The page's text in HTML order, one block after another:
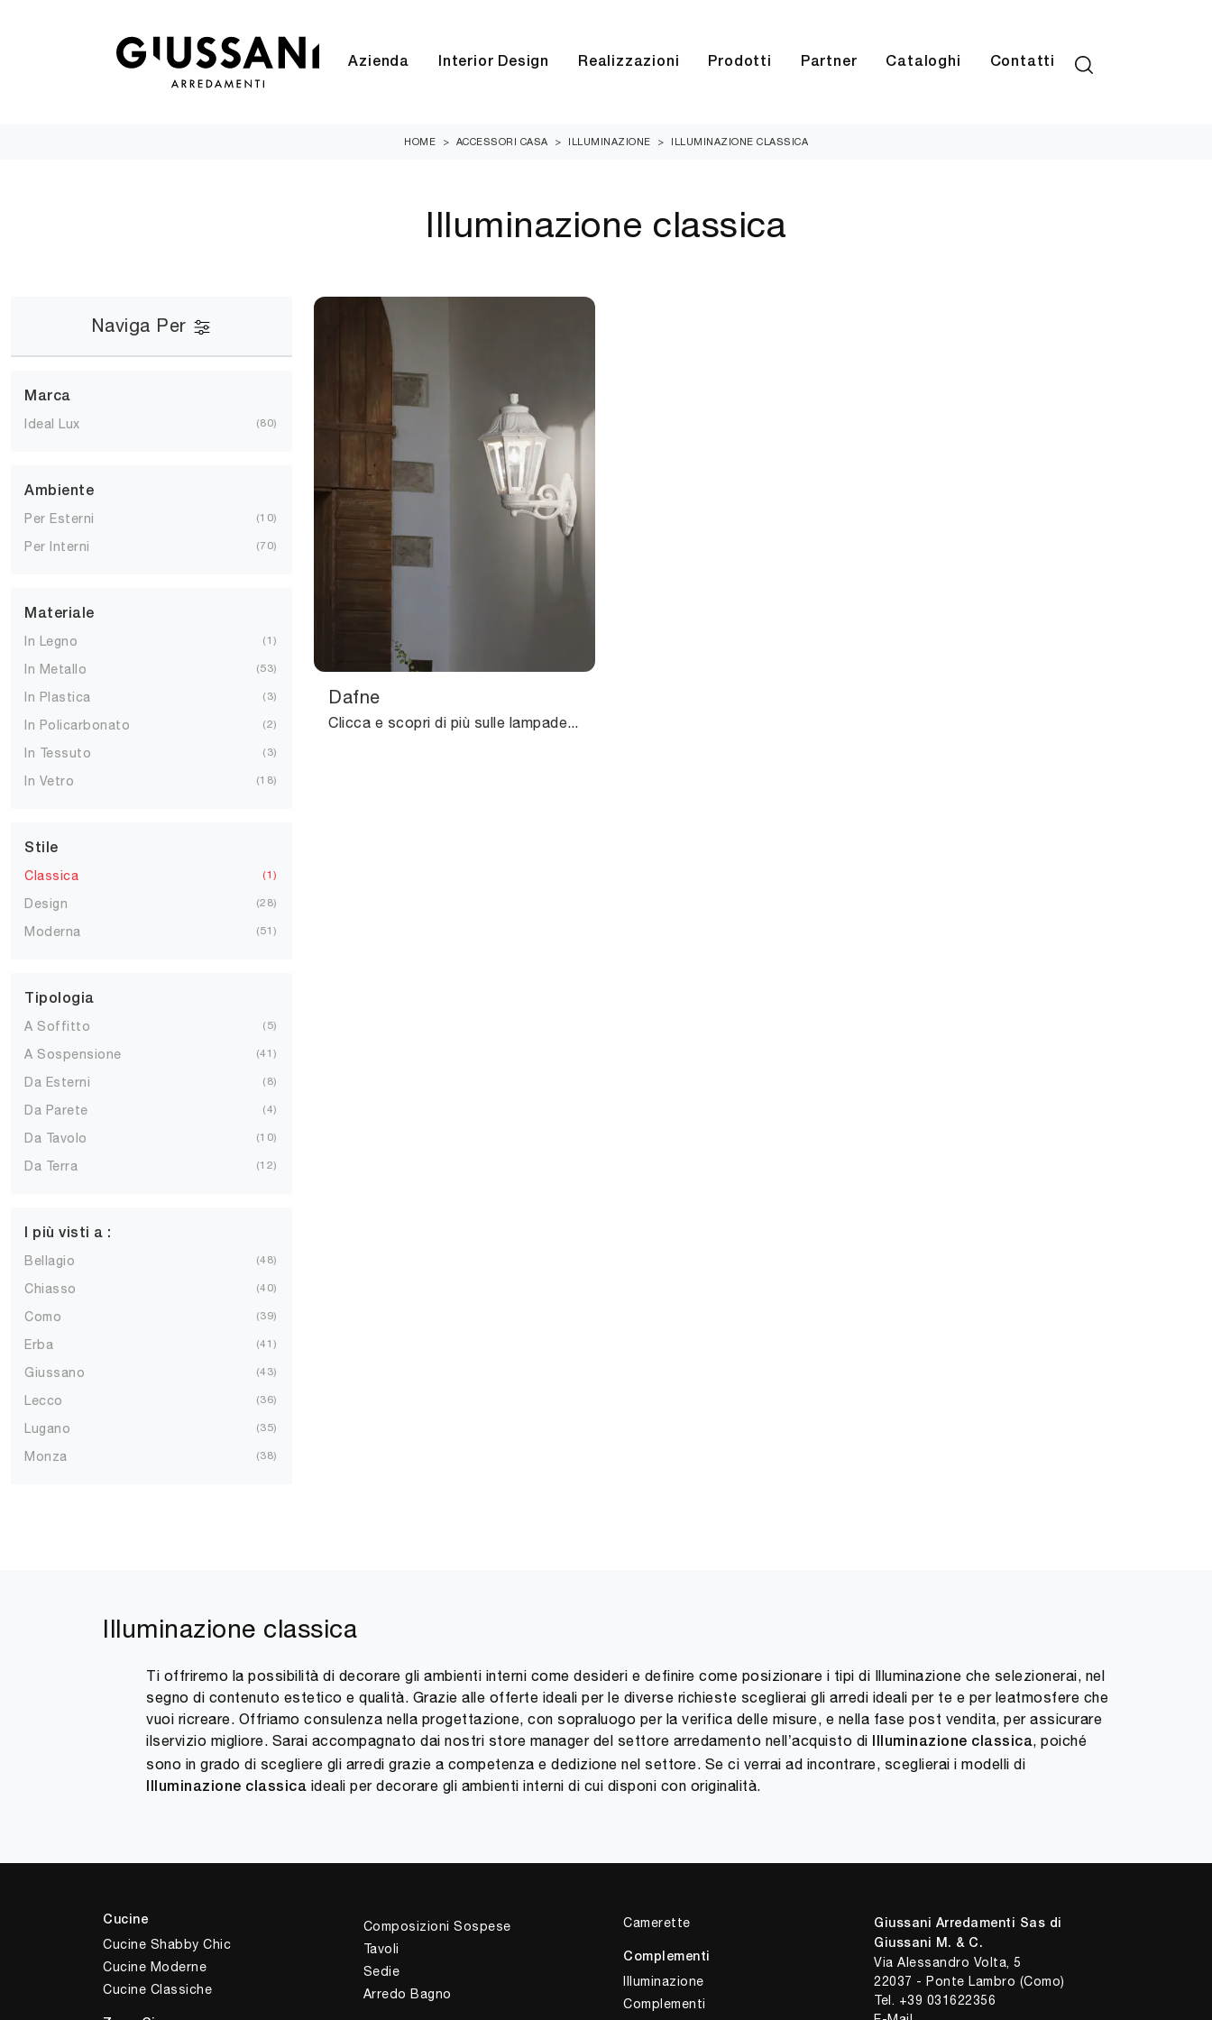
Azienda Interior Design Realizzazioni Prodotti Partner Cataloghi Contatti
HOME > ACCESSORI CASA > ILLUMINAZIONE > ILLUMINAZIONE CLASSICA
Illuminazione classica
Naviga Per
Marca
Ideal Lux 80
Ambiente
Per Esterni 10
Per Interni 70
Materiale
In Legno 1
In Metallo 53
In Plastica 3
In Policarbonato 2
In Tessuto 3
In Vetro 18
Stile
Classica 1
Design 28
Moderna 51
Tipologia
A Soffitto 5
A Sospensione 41
Da Esterni 8
Da Parete 4
Da Tavolo 10
Da Terra 12
I più visti a :
Bellagio 48
Chiasso 40
Como 39
Erba 41
Giussano 43
Lecco 36
Lugano 35
Monza 38
Dafne
Illuminazione classica
Ti offriremo la possibilità di decorare gli ambienti interni come desideri e definire come posizionare i tipi di Illuminazione che selezionerai, nel
segno di contenuto estetico e qualità. Grazie alle offerte ideali per le diverse richieste sceglierai gli arredi ideali per te e per leatmosfere che
vuoi ricreare. Offriamo consulenza nella progettazione, con sopraluogo per la verifica delle misure, e nella fase post vendita, per assicurare
ilservizio migliore. Sarai accompagnato dai nostri store manager del settore arredamento nell’acquisto di
Illuminazione classica, poiché
sono in grado di scegliere gli arredi grazie a competenza e dedizione nel settore. Se ci verrai ad incontrare, sceglierai i modelli di
Illuminazione classica ideali per decorare gli ambienti interni di cui disponi con originalità.
Cucine
Cucine Shabby Chic
Cucine Moderne
Cucine Classiche
Composizioni Sospese
Tavoli
Sedie
Arredo Bagno
Camerette
Complementi
Illuminazione
Complementi
Giussani Arredamenti Sas di
Giussani M. & C.
Via Alessandro Volta, 5
22037 - Ponte Lambro (Como)
Tel. +39 031622356